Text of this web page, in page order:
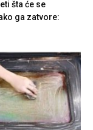
šta će se
ga zatvore: